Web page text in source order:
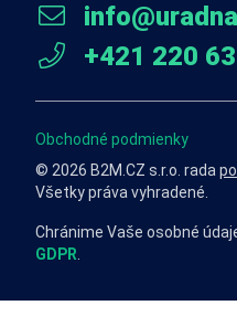
+421 220
Obchodné podmienky
© 2026 B2M.CZ s.r.o. rada
Všetky práva vyhradené.
Chránime Vaše osobné
GDPR